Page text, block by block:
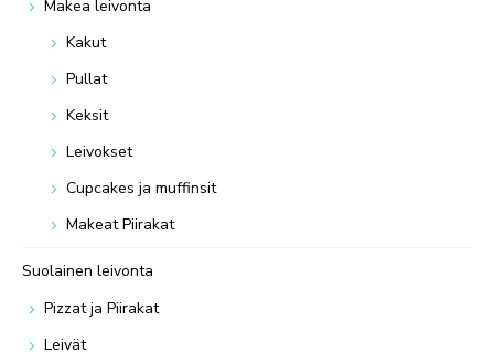
Makea leivonta
Kakut
Pullat
Keksit
Leivokset
Cupcakes ja muffinsit
Makeat Piirakat
Suolainen leivonta
Pizzat ja Piirakat
Leivät